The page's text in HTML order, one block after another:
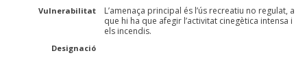
Vulnerabilitat
L’amenaça principal és l’ús recreatiu no regulat, a
que hi ha que afegir l’activitat cinegètica intensa i
els incendis.
Designació